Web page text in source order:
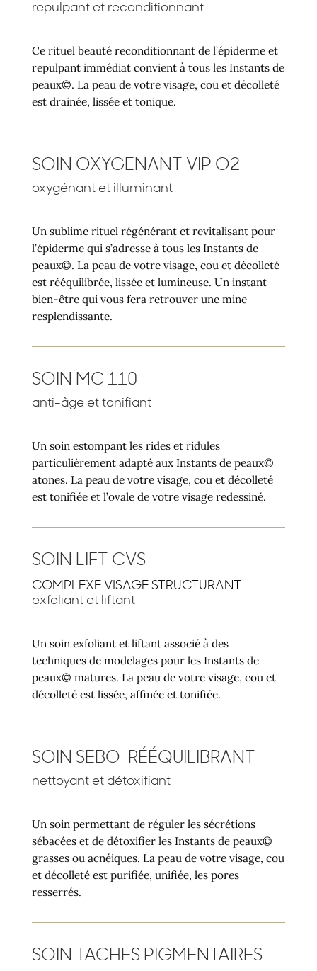
repulpant et reconditionnant
Ce rituel beauté reconditionnant de l’épiderme et
repulpant immédiat convient à tous les Instants de
peaux©. La peau de votre visage, cou et décolleté
est drainée, lissée et tonique.
SOIN OXYGENANT VIP O2
oxygénant et illuminant
Un sublime rituel régénérant et revitalisant pour
l’épiderme qui s’adresse à tous les Instants de
peaux©. La peau de votre visage, cou et décolleté
est rééquilibrée, lissée et lumineuse. Un instant
bien-être qui vous fera retrouver une mine
resplendissante.
SOIN MC 110
anti-âge et tonifiant
Un soin estompant les rides et ridules
particulièrement adapté aux Instants de peaux©
atones. La peau de votre visage, cou et décolleté
est tonifiée et l’ovale de votre visage redessiné.
SOIN LIFT CVS
COMPLEXE VISAGE STRUCTURANT
exfoliant et liftant
Un soin exfoliant et liftant associé à des
techniques de modelages pour les Instants de
peaux© matures. La peau de votre visage, cou et
décolleté est lissée, affinée et tonifiée.
SOIN SEBO-RÉÉQUILIBRANT
nettoyant et détoxifiant
Un soin permettant de réguler les sécrétions
sébacées et de détoxifier les Instants de peaux©
grasses ou acnéiques. La peau de votre visage, cou
et décolleté est purifiée, unifiée, les pores
resserrés.
SOIN TACHES PIGMENTAIRES